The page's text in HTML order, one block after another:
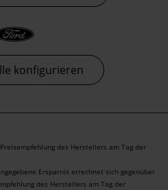
konfigurieren
des Herstellers am Tag der
Ersparnis errechnet sich gegenüber
des Herstellers am Tag der